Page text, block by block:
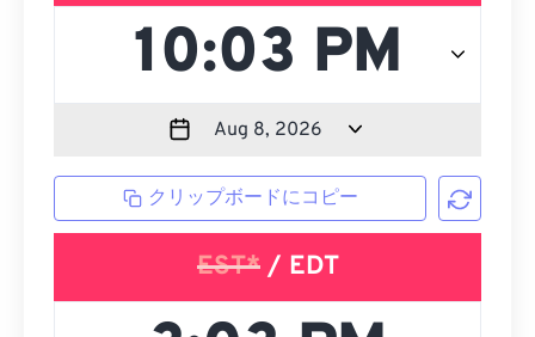
クリップボードにコピー
EST*/ EDT